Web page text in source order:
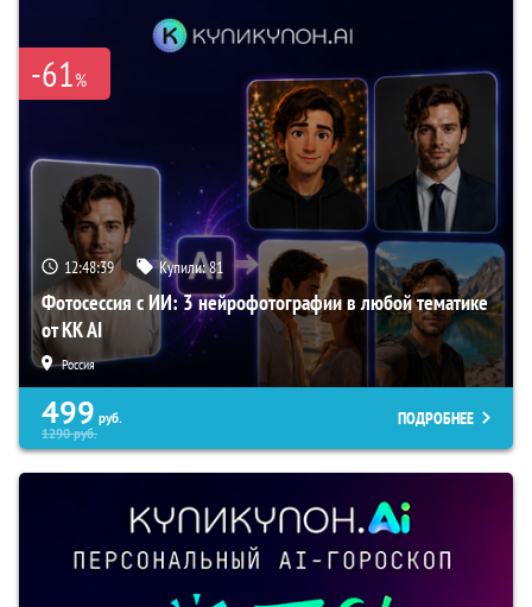
-61%
12:48:38 Купили:81
Фотосессия с ИИ: 3 нейрофотографии в любой тематике
от KK AI
Россия
499 руб.
1290руб.
ПОДРОБНЕЕ